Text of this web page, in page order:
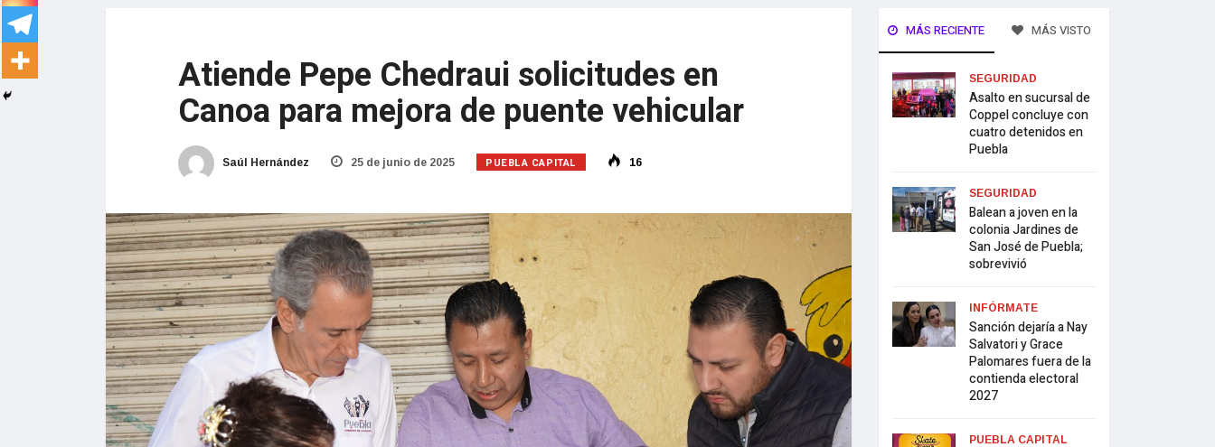
Atiende Pepe Chedraui solicitudes en
Canoa para mejora de puente vehicular
Saúl Hernández 25 de junio de 2025 PUEBLA CAPITAL 16
MÁS RECIENTE MÁS VISTO
SEGURIDAD
Asalto en sucursal de
Coppel concluye con
cuatro detenidos en
Puebla
SEGURIDAD
Balean a joven en la
colonia Jardines de
San José de Puebla;
sobrevivió
INFÓRMATE
Sanción dejaría a Nay
Salvatori y Grace
Palomares fuera de la
contienda electoral
2027
PUEBLA CAPITAL